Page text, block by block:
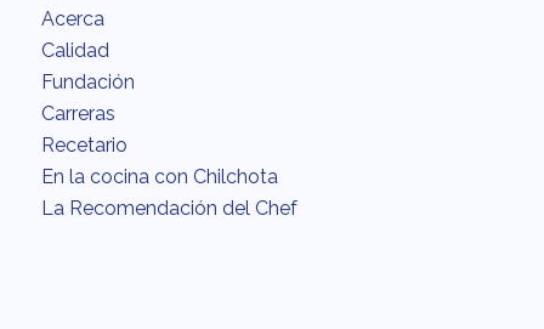
Acerca
Calidad
Fundación
Carreras
Recetario
En la cocina con Chilchota
La Recomendación del Chef